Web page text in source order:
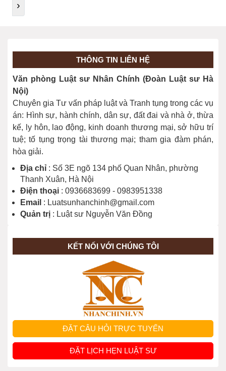
›
THÔNG TIN LIÊN HỆ
Văn phòng Luật sư Nhân Chính (Đoàn Luật sư Hà
Nội)
Chuyên gia Tư vấn pháp luật và Tranh tụng trong các vụ
án: Hình sự, hành chính, dân sự, đất đai và nhà ở, thừa
kế, ly hôn, lao động, kinh doanh thương mại, sở hữu trí
tuệ; tố tụng trọng tài thương mại; tham gia đàm phán,
hòa giải.
Địa chỉ : Số 3E ngõ 134 phố Quan Nhân, phường
Thanh Xuân, Hà Nội
Điện thoại : 0936683699 - 0983951338
Email : Luatsunhanchinh@gmail.com
Quản trị : Luật sư Nguyễn Văn Đồng
KẾT NỐI VỚI CHÚNG TÔI
ĐẶT CÂU HỎI TRỰC TUYẾN
ĐẶT LỊCH HẸN LUẬT SƯ